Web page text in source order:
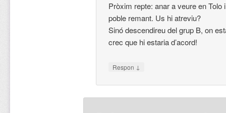
Pròxim repte: anar a veure en
poble remant. Us hi atreviu?
Sinó descendireu del grup B, on
crec que hi estaria d’acord!
Respon ↓